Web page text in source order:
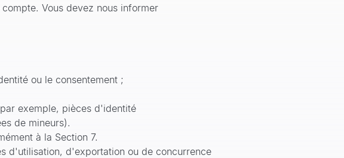
Vous devez nous informer
ou le consentement ;
exemple, pièces d'identité
de mineurs).
à la Section 7.
d'utilisation, d'exportation ou de concurrence